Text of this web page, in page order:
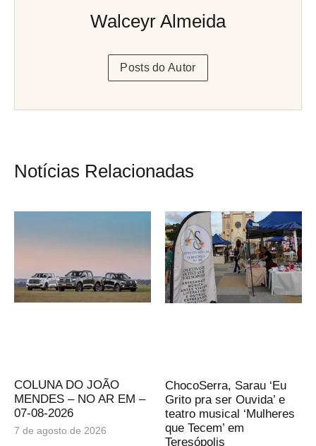
Walceyr Almeida
Posts do Autor
Notícias Relacionadas
COLUNA DO JOÃO
MENDES – NO AR EM –
07-08-2026
7 de agosto de 2026
ChocoSerra, Sarau ‘Eu
Grito pra ser Ouvida’ e
teatro musical ‘Mulheres
que Tecem’ em
Teresópolis